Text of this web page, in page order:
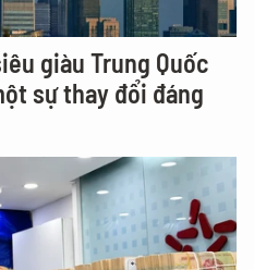
giàu Trung Quốc
sự thay đổi đáng